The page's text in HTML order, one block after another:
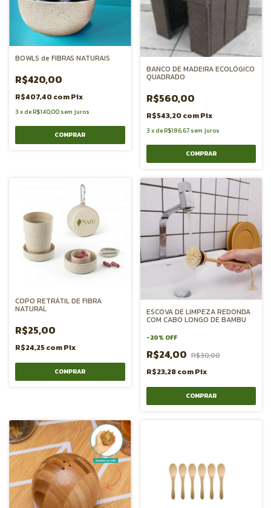
BOWLS de FIBRAS NATURAIS
R$420,00
R$407,40comPix
3 xdeR$140,00 sem juros
COMPRAR
BANCO DE MADEIRA ECOLÓGICO
QUADRADO
R$560,00
R$543,20comPix
3 xdeR$186,67 sem juros
COPO RETRÁTIL DE FIBRA
NATURAL
R$25,00
R$24,25comPix
COMPRAR
ESCOVA DE LIMPEZA REDONDA
COM CABO LONGO DE BAMBU
-20% OFF
R$24,00 R$30,00
R$23,28comPix
COMPRAR